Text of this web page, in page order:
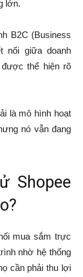
lớn.
B2C (Business
nối giữa doanh
thể hiện rõ
là mô hình hoạt
nó vẫn đang
Shopee
mua sắm trực
nhờ hệ thống
cần phải thu lợi